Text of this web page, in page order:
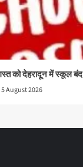
को देहरादून में स्कूल बंद
5 August 2026